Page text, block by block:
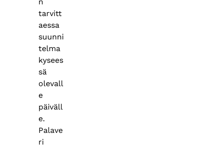
tarvitt
aessa
suunni
telma
kysees
sä
olevall
e
päiväll
e.
Palave
ri